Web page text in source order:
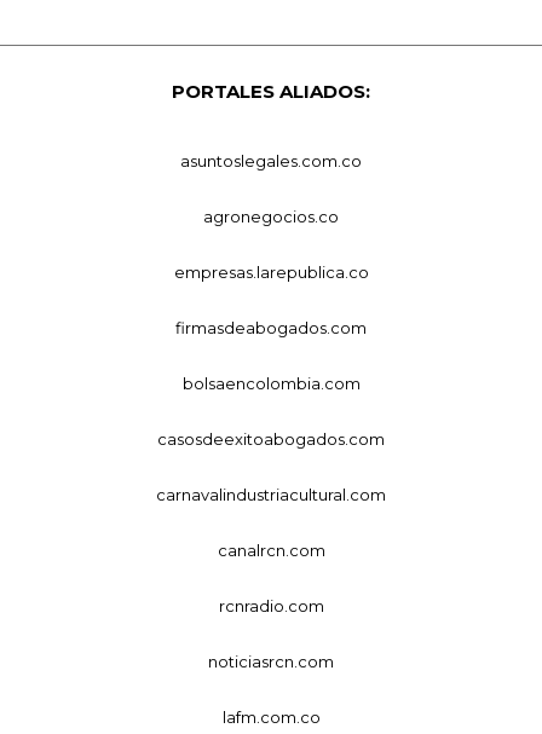
PORTALES ALIADOS:
asuntoslegales.com.co
agronegocios.co
empresas.larepublica.co
firmasdeabogados.com
bolsaencolombia.com
casosdeexitoabogados.com
carnavalindustriacultural.com
canalrcn.com
rcnradio.com
noticiasrcn.com
lafm.com.co